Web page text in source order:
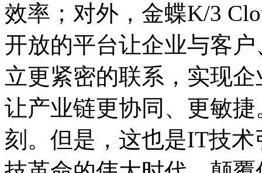
效率；对外，金蝶K/3
开放的平台让企业与客
立更紧密的联系，实现
让产业链更协同、更敏
刻。但是，这也是IT技